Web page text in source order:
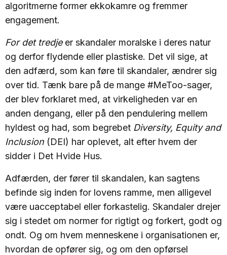
algoritmerne former ekkokamre og fremmer
engagement.
For det tredje er skandaler moralske i deres natur
og derfor flydende eller plastiske. Det vil sige, at
den adfærd, som kan føre til skandaler, ændrer sig
over tid. Tænk bare på de mange #MeToo-sager,
der blev forklaret med, at virkeligheden var en
anden dengang, eller på den pendulering mellem
hyldest og had, som begrebet Diversity, Equity and
Inclusion (DEI) har oplevet, alt efter hvem der
sidder i Det Hvide Hus.
Adfærden, der fører til skandalen, kan sagtens
befinde sig inden for lovens ramme, men alligevel
være uacceptabel eller forkastelig. Skandaler drejer
sig i stedet om normer for rigtigt og forkert, godt og
ondt. Og om hvem menneskene i organisationen er,
hvordan de opfører sig, og om den opførsel